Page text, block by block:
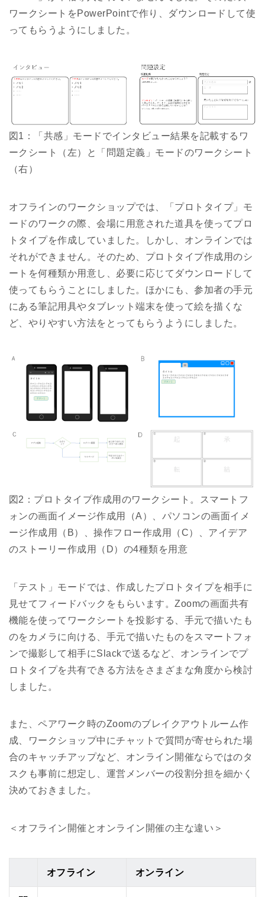
ワークシートをPowerPointで作り、ダウンロードして使
ってもらうようにしました。
図1：「共感」モードでインタビュー結果を記載するワ
ークシート（左）と「問題定義」モードのワークシート
（右）
オフラインのワークショップでは、「プロトタイプ」モ
ードのワークの際、会場に用意された道具を使ってプロ
トタイプを作成していました。しかし、オンラインでは
それができません。そのため、プロトタイプ作成用のシ
ートを何種類か用意し、必要に応じてダウンロードして
使ってもらうことにしました。ほかにも、参加者の手元
にある筆記用具やタブレット端末を使って絵を描くな
ど、やりやすい方法をとってもらうようにしました。
図2：プロトタイプ作成用のワークシート。スマートフ
ォンの画面イメージ作成用（A）、パソコンの画面イメ
ージ作成用（B）、操作フロー作成用（C）、アイデア
のストーリー作成用（D）の4種類を用意
「テスト」モードでは、作成したプロトタイプを相手に
見せてフィードバックをもらいます。Zoomの画面共有
機能を使ってワークシートを投影する、手元で描いたも
のをカメラに向ける、手元で描いたものをスマートフォ
ンで撮影して相手にSlackで送るなど、オンラインでプ
ロトタイプを共有できる方法をさまざまな角度から検討
しました。
また、ペアワーク時のZoomのブレイクアウトルーム作
成、ワークショップ中にチャットで質問が寄せられた場
合のキャッチアップなど、オンライン開催ならではのタ
スクも事前に想定し、運営メンバーの役割分担を細かく
決めておきました。
＜オフライン開催とオンライン開催の主な違い＞
オフライン オンライン